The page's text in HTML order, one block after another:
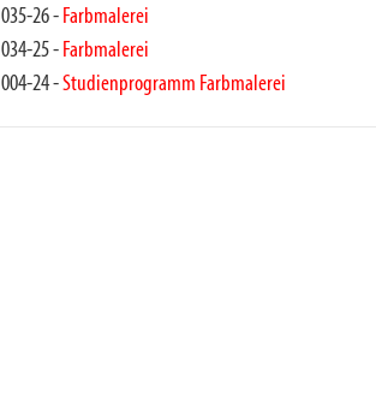
035-26 - Farbmalerei
034-25 - Farbmalerei
004-24 -Studienprogramm Farbmalerei